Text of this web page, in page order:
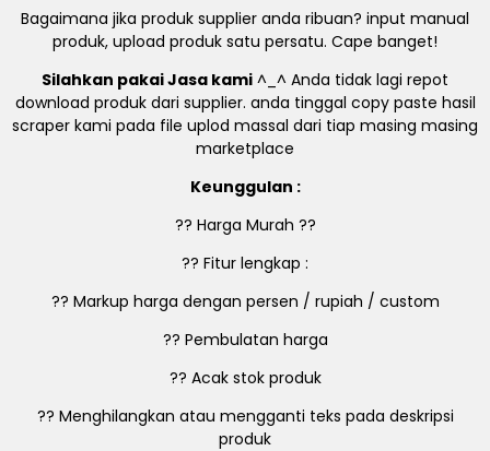
Bagaimana jika produk supplier anda ribuan? input manual
produk, upload produk satu persatu. Cape banget!
Silahkan pakai Jasa kami ^_^ Anda tidak lagi repot
download produk dari supplier. anda tinggal copy paste hasil
scraper kami pada file uplod massal dari tiap masing masing
marketplace
Keunggulan :
?? Harga Murah ??
?? Fitur lengkap :
?? Markup harga dengan persen / rupiah / custom
?? Pembulatan harga
?? Acak stok produk
?? Menghilangkan atau mengganti teks pada deskripsi
produk